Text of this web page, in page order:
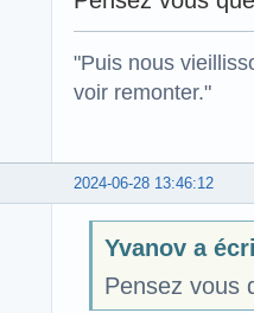
"Puis nous
voir remonter."
2024-06-28 13:46:12
Yvanov a
Pensez vous